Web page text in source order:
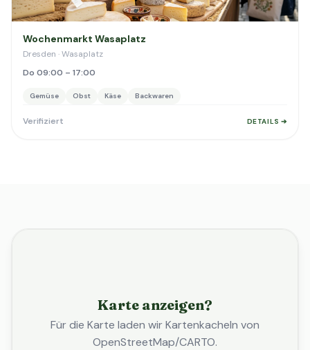
Wochenmarkt Wasaplatz
Dresden · Wasaplatz
Do 09:00 – 17:00
Gemüse Obst Käse Backwaren
Verifiziert DETAILS ➔
Karte anzeigen?
Für die Karte laden wir Kartenkacheln von
OpenStreetMap/CARTO.